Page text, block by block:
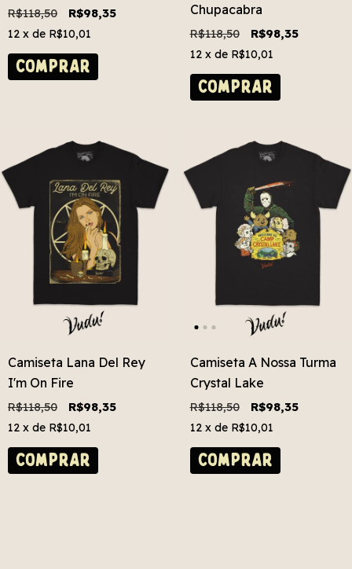
R$118,50 R$98,35
12 x de R$10,01
COMPRAR
Chupacabra
R$118,50 R$98,35
12 x de R$10,01
COMPRAR
Camiseta Lana Del Rey
I'm On Fire
R$118,50 R$98,35
12 x de R$10,01
COMPRAR
Camiseta A Nossa Turma
Crystal Lake
R$118,50 R$98,35
12 x de R$10,01
COMPRAR